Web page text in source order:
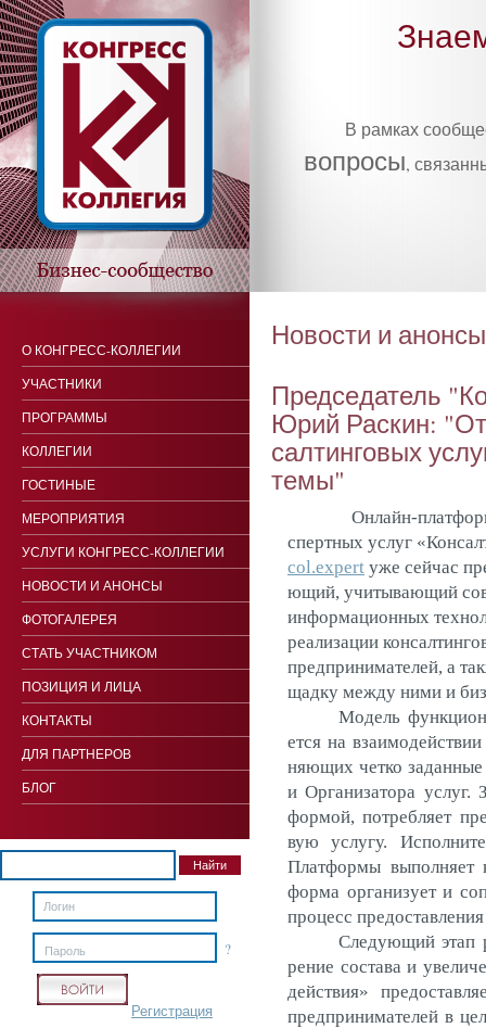
В рамках
вопросы,
Новости и анонсы
Пред­се­датель
Юрий Рас­кин:
салтин­го­вых
те­мы"
Он­лайн-
спертных ус­луг
col.expert уже сей­час
ющий, учи­тыва­ющий
ин­форма­ци­он­ных
ре­али­зации
пред­при­нима­телей, а
щад­ку меж­ду ни­ми и
Мо­дель
ет­ся на
ня­ющих чет­ко
и Ор­га­низа­тора ус­луг.
формой, пот­ребля­ет
вую ус­лу­гу.
Плат­формы вы­пол­ня­ет
форма ор­га­низу­ет и
про­цесс
Сле­ду­ющий этап
рение сос­та­ва и
дей­ствия»
пред­при­нима­телей в
О КОНГРЕСС-КОЛЛЕГИИ
УЧАСТНИКИ
ПРОГРАММЫ
КОЛЛЕГИИ
ГОСТИНЫЕ
МЕРОПРИЯТИЯ
УСЛУГИ КОНГРЕСС-КОЛЛЕГИИ
НОВОСТИ И АНОНСЫ
ФОТОГАЛЕРЕЯ
СТАТЬ УЧАСТНИКОМ
ПОЗИЦИЯ И ЛИЦА
КОНТАКТЫ
ДЛЯ ПАРТНЕРОВ
БЛОГ
?
Пароль
Регистрация